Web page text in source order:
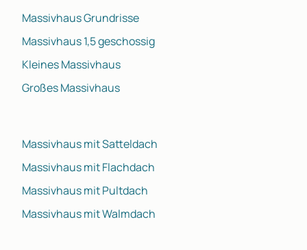
Massivhaus Grundrisse
Massivhaus 1,5 geschossig
Kleines Massivhaus
Großes Massivhaus
Massivhaus mit Satteldach
Massivhaus mit Flachdach
Massivhaus mit Pultdach
Massivhaus mit Walmdach